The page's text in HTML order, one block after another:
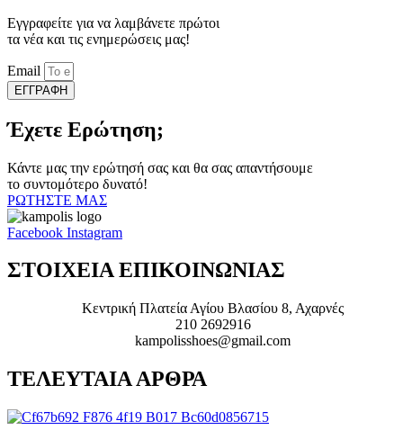
Εγγραφείτε για να λαμβάνετε πρώτοι
τα νέα και τις ενημερώσεις μας!
Email
ΕΓΓΡΑΦΗ
Έχετε Ερώτηση;
Κάντε μας την ερώτησή σας και θα σας απαντήσουμε
το συντομότερο δυνατό!
ΡΩΤΗΣΤΕ ΜΑΣ
Facebook Instagram
ΣΤΟΙΧΕΙΑ ΕΠΙΚΟΙΝΩΝΙΑΣ
Κεντρική Πλατεία Αγίου Βλασίου 8, Αχαρνές
210 2692916
kampolisshoes@gmail.com
ΤΕΛΕΥΤΑΙΑ ΑΡΘΡΑ